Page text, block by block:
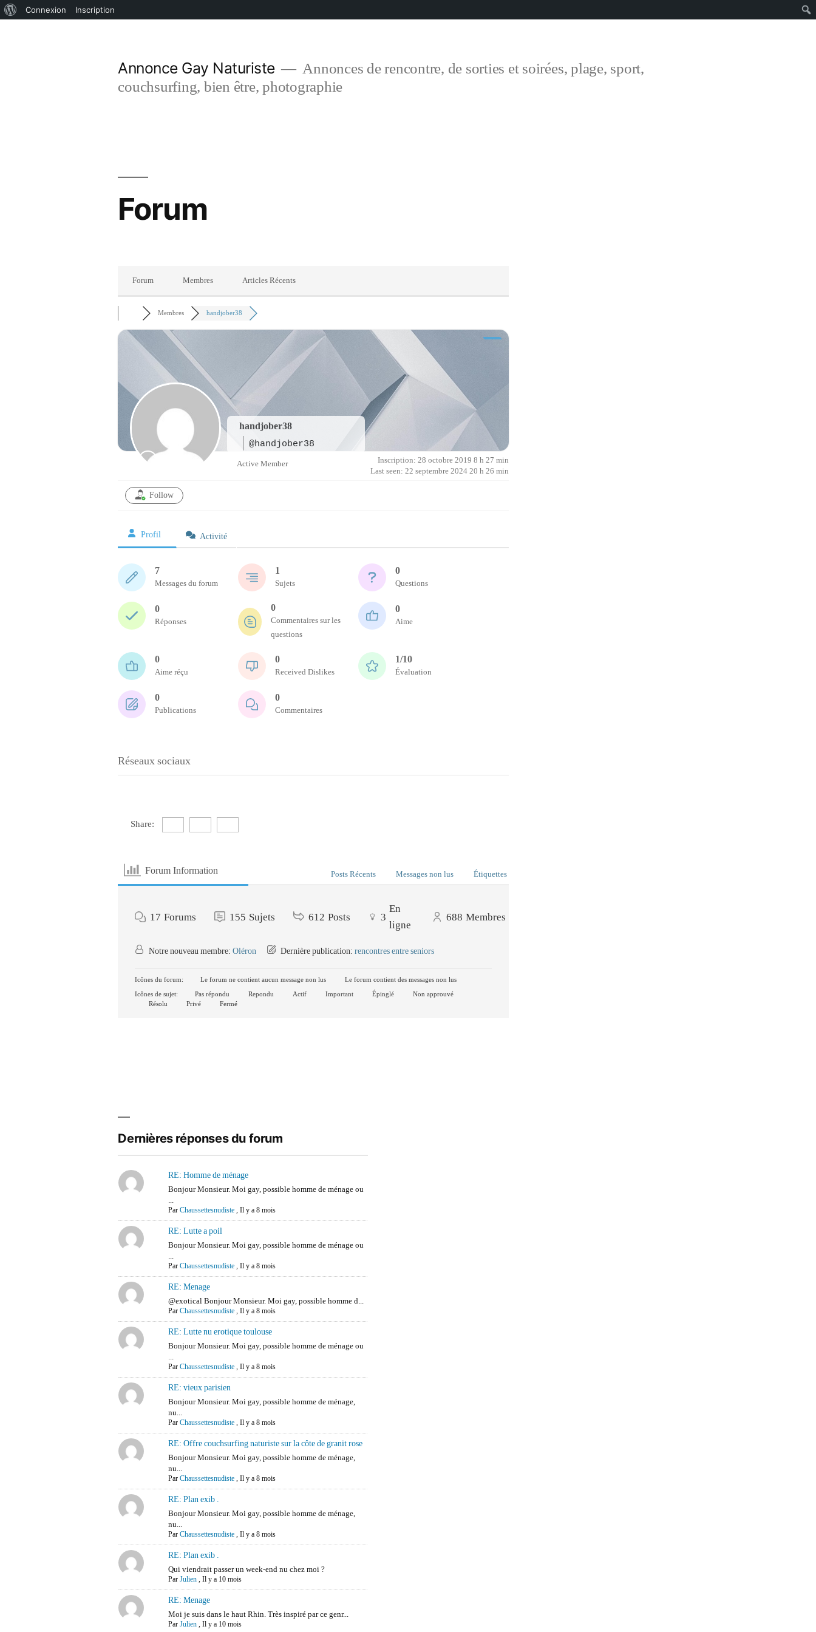
Connexion Inscription
Annonce Gay Naturiste
Annonces de rencontre, de sorties et soirées, plage, sport,
couchsurfing, bien être, photographie
Forum
Forum Membres Articles Récents
Membres handjober38
handjober38
@handjober38
Active Member
Inscription: 28 octobre 2019 8 h 27 min
Last seen: 22 septembre 2024 20 h 26 min
Follow
Profil Activité
7
Messages du forum
1
Sujets
0
Questions
0
Réponses
0
Commentaires sur les
questions
0
Aime
0
Aime réçu
0
Received Dislikes
1/10
Évaluation
0
Publications
0
Commentaires
Réseaux sociaux
Share:
Forum Information Posts Récents Messages non lus Étiquettes
17 Forums 155 Sujets 612 Posts 3
En
ligne
688 Membres
Notre nouveau membre:Oléron Dernière publication:rencontres entre seniors
Icônes du forum: Le forum ne contient aucun message non lus
Le forum contient des messages non lus
Icônes de sujet:
Pas répondu Repondu Actif Important Épinglé
Non approuvé
Résolu
Privé Fermé
Dernières réponses du forum
RE: Homme de ménage
Bonjour Monsieur. Moi gay, possible homme de ménage ou
...
ParChaussettesnudiste ,Il y a 8 mois
RE: Lutte a poil
Bonjour Monsieur. Moi gay, possible homme de ménage ou
...
ParChaussettesnudiste ,Il y a 8 mois
RE: Menage
@exotical Bonjour Monsieur. Moi gay, possible homme d...
ParChaussettesnudiste ,Il y a 8 mois
RE: Lutte nu erotique toulouse
Bonjour Monsieur. Moi gay, possible homme de ménage ou
...
ParChaussettesnudiste ,Il y a 8 mois
RE: vieux parisien
Bonjour Monsieur. Moi gay, possible homme de ménage,
nu...
ParChaussettesnudiste ,Il y a 8 mois
RE: Offre couchsurfing naturiste sur la côte de granit rose
Bonjour Monsieur. Moi gay, possible homme de ménage,
nu...
ParChaussettesnudiste ,Il y a 8 mois
RE: Plan exib .
Bonjour Monsieur. Moi gay, possible homme de ménage,
nu...
ParChaussettesnudiste ,Il y a 8 mois
RE: Plan exib .
Qui viendrait passer un week-end nu chez moi ?
ParJulien ,Il y a 10 mois
RE: Menage
Moi je suis dans le haut Rhin. Très inspiré par ce genr...
ParJulien ,Il y a 10 mois